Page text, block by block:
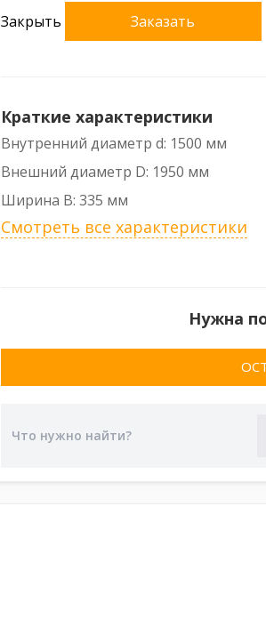
Закрыть Заказать
Краткие характеристики
Внутренний диаметр d: 1500 мм
Внешний диаметр D: 1950 мм
Ширина B: 335 мм
Смотреть все характеристики
Нужна